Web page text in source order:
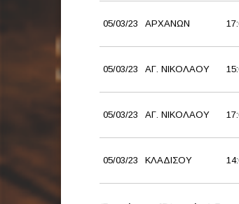
05/03/23 ΑΡΧΑΝΩΝ
05/03/23 ΑΓ. ΝΙΚΟΛΑΟΥ
05/03/23 ΑΓ. ΝΙΚΟΛΑΟΥ
05/03/23 ΚΛΑΔΙΣΟΥ